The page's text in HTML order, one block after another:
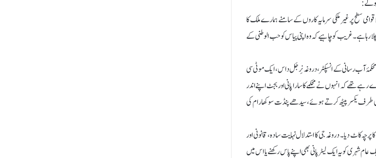
بولے:
سطح پر غیر ملکی سرمایہ کاروں کے سامنے ہمارے ملک کا
رہا ہے۔ غریب کو چاہیے کہ وہ اپنی پیاس کو حب الوطنی کے
آب رسانی کے انسپکٹر، دروغہ نِرجَل داس، ایک موٹی سی
تھے کہ انہوں نے محکمے کا سارا پانی اور بجٹ اپنے اندر
طرف یکسر پیٹھ کرتے ہوئے، سیدھے پنڈت سوکھا رام کی
کاٹ دیا۔ دروغہ جی کا استدلال نہایت سادہ، قانونی اور
شہری کو یہ ایک لیٹر پانی بھی اپنے پاس رکھنے یا اس میں